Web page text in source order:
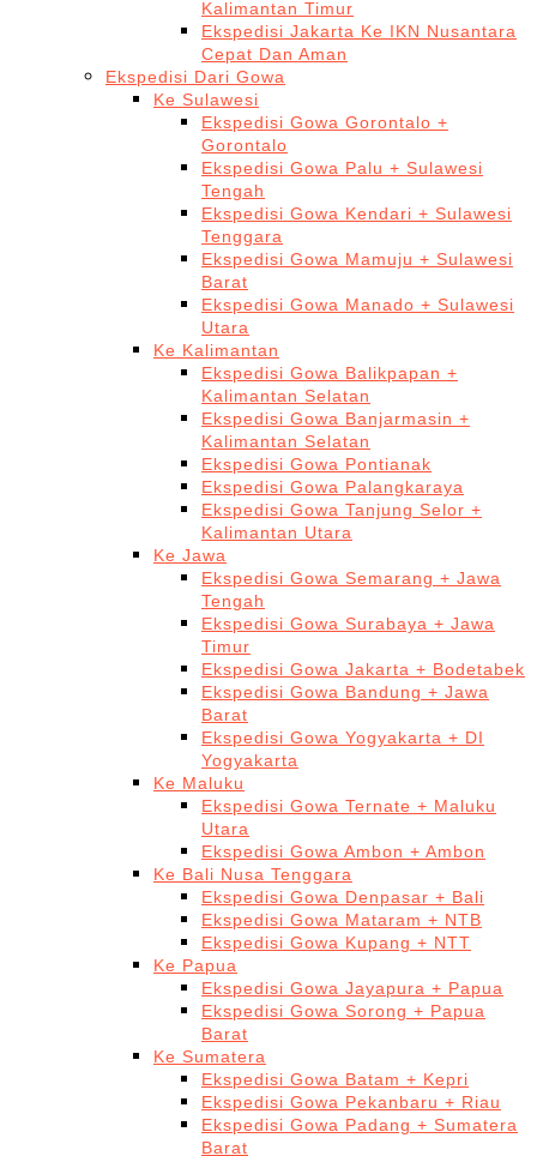
Kalimantan Timur
Ekspedisi Jakarta Ke IKN Nusantara
Cepat Dan Aman
Ekspedisi Dari Gowa
Ke Sulawesi
Ekspedisi Gowa Gorontalo +
Gorontalo
Ekspedisi Gowa Palu + Sulawesi
Tengah
Ekspedisi Gowa Kendari + Sulawesi
Tenggara
Ekspedisi Gowa Mamuju + Sulawesi
Barat
Ekspedisi Gowa Manado + Sulawesi
Utara
Ke Kalimantan
Ekspedisi Gowa Balikpapan +
Kalimantan Selatan
Ekspedisi Gowa Banjarmasin +
Kalimantan Selatan
Ekspedisi Gowa Pontianak
Ekspedisi Gowa Palangkaraya
Ekspedisi Gowa Tanjung Selor +
Kalimantan Utara
Ke Jawa
Ekspedisi Gowa Semarang + Jawa
Tengah
Ekspedisi Gowa Surabaya + Jawa
Timur
Ekspedisi Gowa Jakarta + Bodetabek
Ekspedisi Gowa Bandung + Jawa
Barat
Ekspedisi Gowa Yogyakarta + DI
Yogyakarta
Ke Maluku
Ekspedisi Gowa Ternate + Maluku
Utara
Ekspedisi Gowa Ambon + Ambon
Ke Bali Nusa Tenggara
Ekspedisi Gowa Denpasar + Bali
Ekspedisi Gowa Mataram + NTB
Ekspedisi Gowa Kupang + NTT
Ke Papua
Ekspedisi Gowa Jayapura + Papua
Ekspedisi Gowa Sorong + Papua
Barat
Ke Sumatera
Ekspedisi Gowa Batam + Kepri
Ekspedisi Gowa Pekanbaru + Riau
Ekspedisi Gowa Padang + Sumatera
Barat